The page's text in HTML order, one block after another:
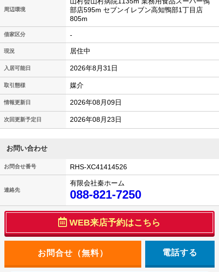
周辺環境
部店595m セブンイレブン高知鴨部1丁目店
805m
借家区分 -
現況 居住中
入居可能日 2026年8月31日
取引態様 媒介
情報更新日 2026年08月09日
次回更新予定日 2026年08月23日
お問い合わせ
お問合せ番号 RHS-XC41414526
連絡先
有限会社秦ホーム
088-821-7250
WEB来店予約はこちら
電話する